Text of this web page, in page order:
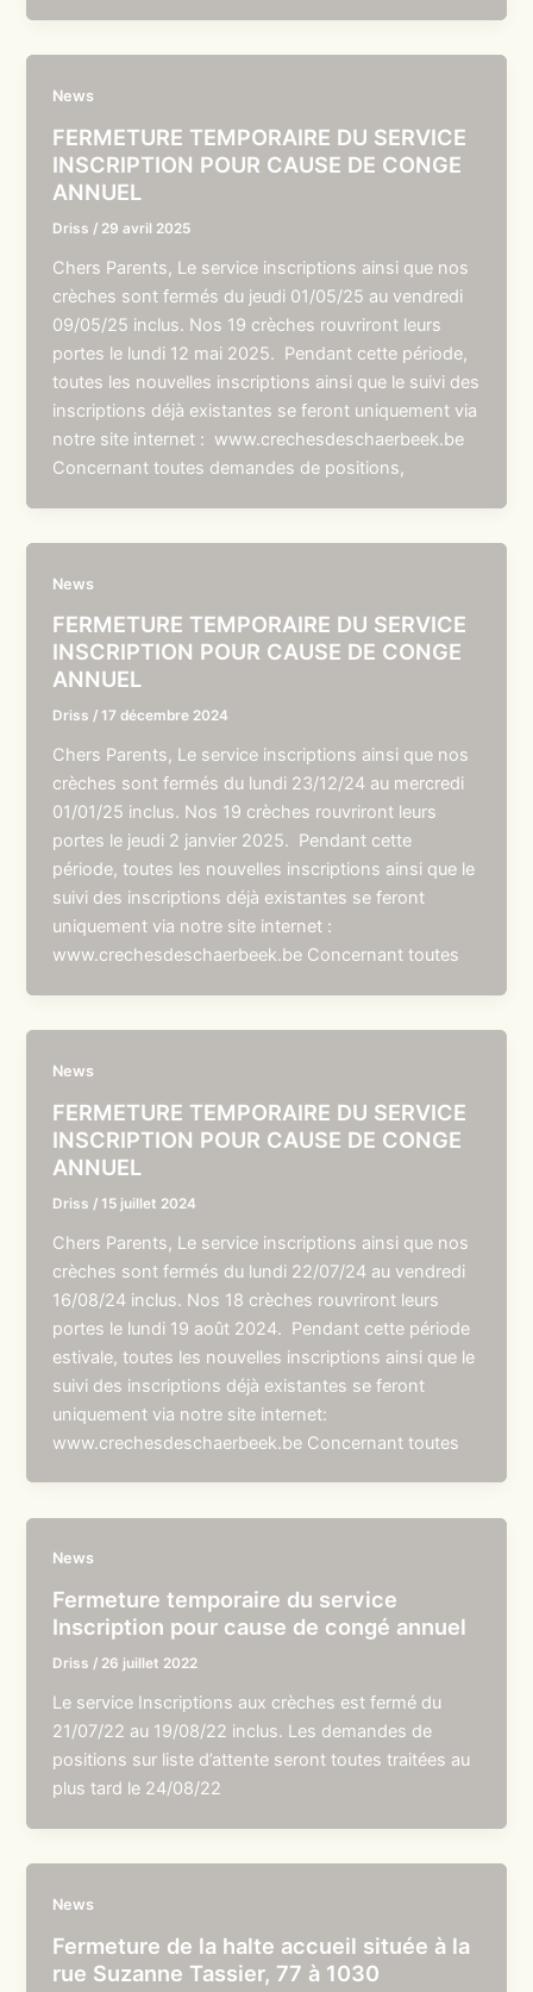
News
FERMETURE TEMPORAIRE DU SERVICE
INSCRIPTION POUR CAUSE DE CONGE
ANNUEL
Driss / 29 avril 2025
Chers Parents, Le service inscriptions ainsi que nos
crèches sont fermés du jeudi 01/05/25 au vendredi
09/05/25 inclus. Nos 19 crèches rouvriront leurs
portes le lundi 12 mai 2025. Pendant cette période,
toutes les nouvelles inscriptions ainsi que le suivi des
inscriptions déjà existantes se feront uniquement via
notre site internet : www.crechesdeschaerbeek.be
Concernant toutes demandes de positions,
News
FERMETURE TEMPORAIRE DU SERVICE
INSCRIPTION POUR CAUSE DE CONGE
ANNUEL
Driss /17 décembre 2024
Chers Parents, Le service inscriptions ainsi que nos
crèches sont fermés du lundi 23/12/24 au mercredi
01/01/25 inclus. Nos 19 crèches rouvriront leurs
portes le jeudi 2 janvier 2025. Pendant cette
période, toutes les nouvelles inscriptions ainsi que le
suivi des inscriptions déjà existantes se feront
uniquement via notre site internet :
www.crechesdeschaerbeek.be Concernant toutes
News
FERMETURE TEMPORAIRE DU SERVICE
INSCRIPTION POUR CAUSE DE CONGE
ANNUEL
Driss /15 juillet 2024
Chers Parents, Le service inscriptions ainsi que nos
crèches sont fermés du lundi 22/07/24 au vendredi
16/08/24 inclus. Nos 18 crèches rouvriront leurs
portes le lundi 19 août 2024. Pendant cette période
estivale, toutes les nouvelles inscriptions ainsi que le
suivi des inscriptions déjà existantes se feront
uniquement via notre site internet:
www.crechesdeschaerbeek.be Concernant toutes
News
Fermeture temporaire du service
Inscription pour cause de congé annuel
Driss / 26 juillet 2022
Le service Inscriptions aux crèches est fermé du
21/07/22 au 19/08/22 inclus. Les demandes de
positions sur liste d’attente seront toutes traitées au
plus tard le 24/08/22
News
Fermeture de la halte accueil située à la
rue Suzanne Tassier, 77 à 1030